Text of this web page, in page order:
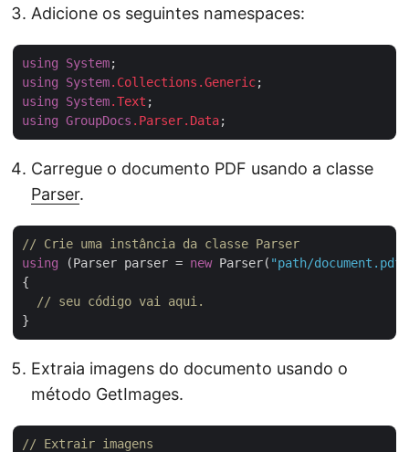
Adicione os seguintes namespaces:
using System
using
System.Collections .Generic
using
System.Text
using GroupDocs .Parser.Data
Carregue o documento PDF usando a classe
Parser.
// Crie uma instância da classe Parser
using (Parser parser = new Parser( "path/document.pdf"
{
// seu código vai aqui.
Extraia imagens do documento usando o
método GetImages.
// Extrair imagens